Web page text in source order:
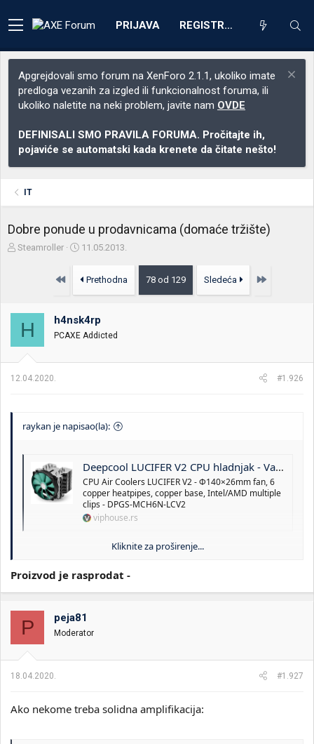
PRIJAVA REGISTRACIJA
Apgrejdovali smo forum na XenForo 2.1.1, ukoliko imate
predloga vezanih za izgled ili funkcionalnost foruma, ili
ukoliko naletite na neki problem, javite nam OVDE
DEFINISALI SMO PRAVILA FORUMA. Pročitajte ih,
pojaviće se automatski kada krenete da čitate nešto!
IT
Dobre ponude u prodavnicama (domaće tržište)
Z
t
e
m
Steamroller
D
u
m
o
k
e
a
11.05.2013.
Prvo Prethodna 78 od 129 Sledeća Poslednja
H h4nsk4rp
PCAXE Addicted
12.04.2020. #1.926
raykan je napisao(la):
Deepcool LUCIFER V2 CPU hladnjak - Vazdušno hlađenje procesora | DPGS-MCH6N-LCV2
CPU Air Coolers LUCIFER V2 - Φ140×26mm fan, 6
copper heatpipes, copper base, Intel/AMD multiple
clips - DPGS-MCH6N-LCV2
viphouse.rs
Kliknite za proširenje...
Proizvod je rasprodat -
P peja81
Moderator
18.04.2020. #1.927
Ako nekome treba solidna amplifikacija: